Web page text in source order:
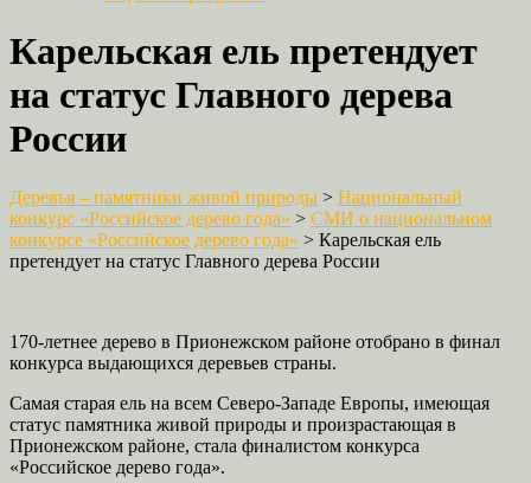
Карельская ель претендует
на статус Главного дерева
России
Деревья – памятники живой природы > Национальный
конкурс «Российское дерево года» > СМИ о национальном
конкурсе «Российское дерево года» > Карельская ель
претендует на статус Главного дерева России
170-летнее дерево в Прионежском районе отобрано в финал
конкурса выдающихся деревьев страны.
Самая старая ель на всем Северо-Западе Европы, имеющая
статус памятника живой природы и произрастающая в
Прионежском районе, стала финалистом конкурса
«Российское дерево года».